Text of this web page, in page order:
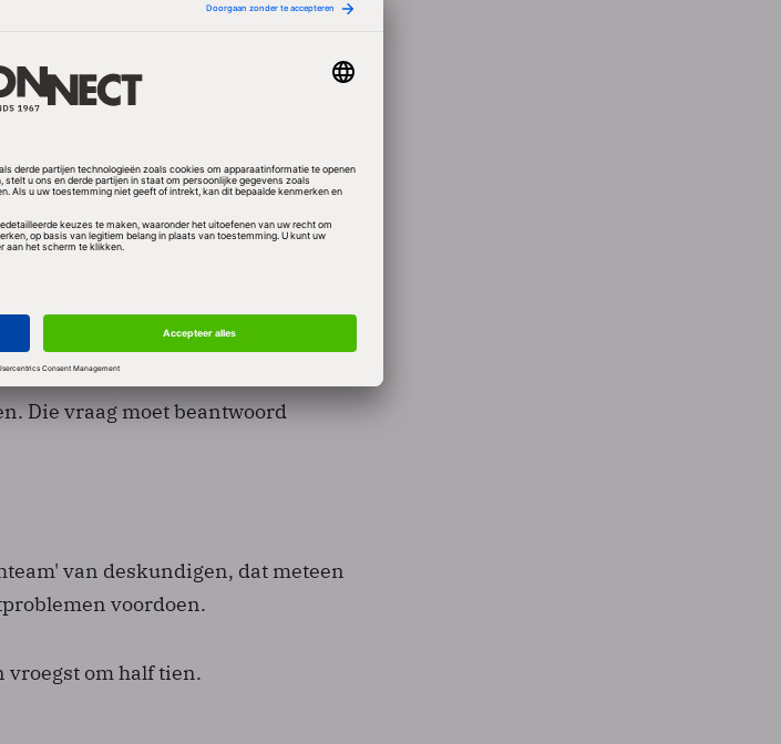
naar eventuele
de registratie van DigiNotar als
handtekeningen ook al
doorgelicht
een ‘ICT- en veiligheidsgezant’
van de overheid door te
,,We weten wat er mis gaat.
we daar over praten. We weten
het steeds maar niet lukt om
Die vraag moet beantwoord
van deskundigen, dat meteen
voordoen.
vroegst om half tien.